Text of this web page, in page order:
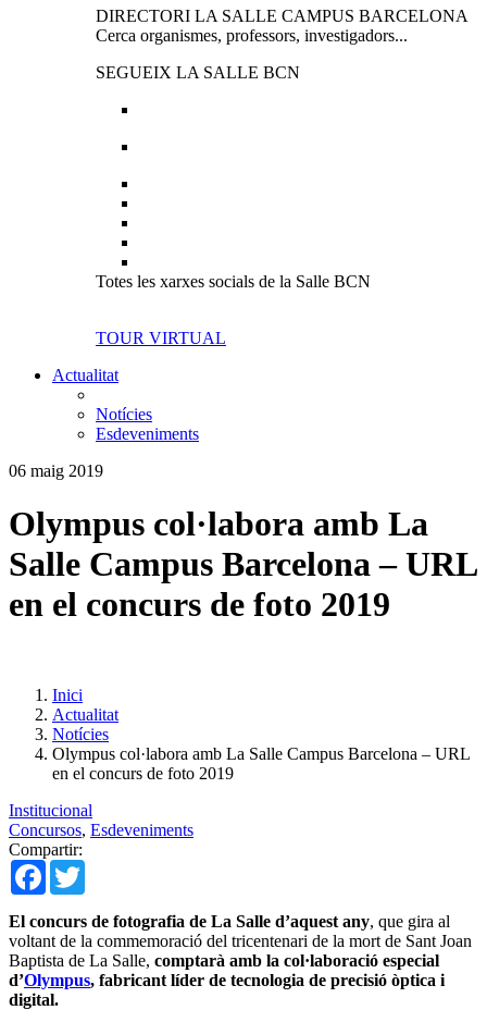
DIRECTORI LA SALLE CAMPUS BARCELONA
Cerca organismes, professors, investigadors...
SEGUEIX LA SALLE BCN
Totes les xarxes socials de la Salle BCN
TOUR VIRTUAL
Actualitat
Notícies
Esdeveniments
06 maig 2019
Olympus col·labora amb La
Salle Campus Barcelona – URL
en el concurs de foto 2019
Inici
Actualitat
Notícies
Olympus col·labora amb La Salle Campus Barcelona – URL
en el concurs de foto 2019
Institucional
Concursos, Esdeveniments
Compartir:
Facebook
El concurs de fotografia de La Salle d’aquest any, que gira al
voltant de la commemoració del tricentenari de la mort de Sant Joan
Baptista de La Salle, comptarà amb la col·laboració especial
d’Olympus, fabricant líder de tecnologia de precisió òptica i
digital.